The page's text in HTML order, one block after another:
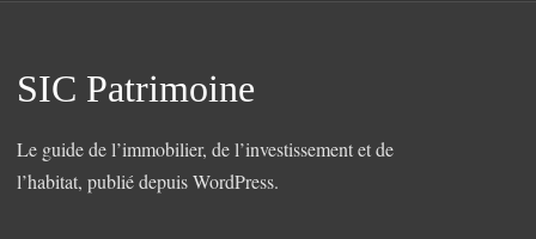
SIC Patrimoine
Le guide de l’immobilier, de l’investissement et de
l’habitat, publié depuis WordPress.